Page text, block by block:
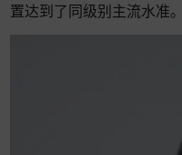
置达到了同级别主流水准。